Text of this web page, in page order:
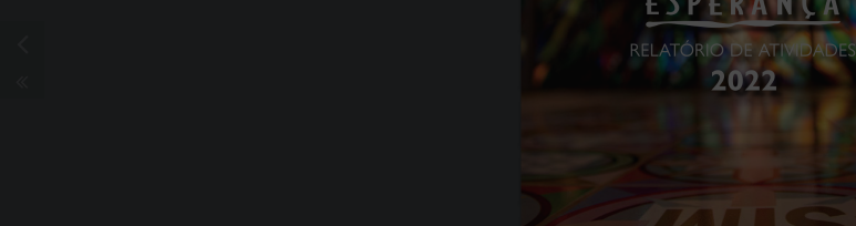
RELATÓRIO DE ATIVIDADES
2022